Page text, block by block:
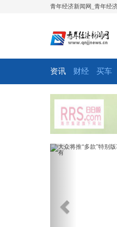
青年经济新闻网_青年经
资讯 财经 买车
Previous